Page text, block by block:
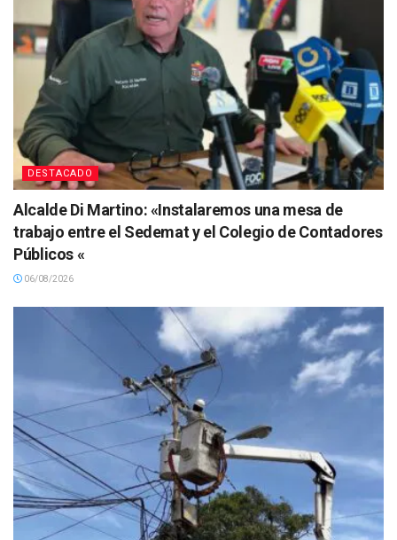
DESTACADO
Alcalde Di Martino: «Instalaremos una mesa de
trabajo entre el Sedemat y el Colegio de Contadores
Públicos «
06/08/2026